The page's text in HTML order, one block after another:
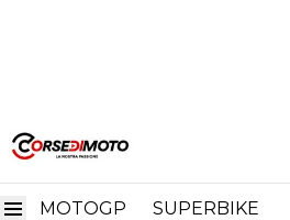
MOTOGP SUPERBIKE